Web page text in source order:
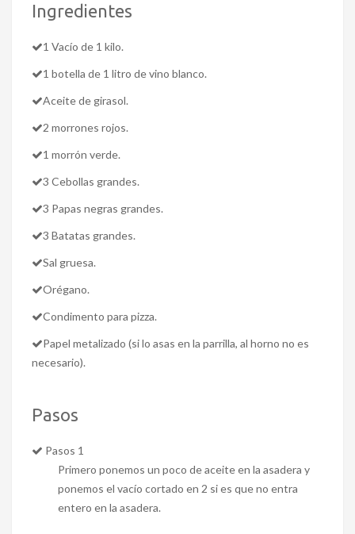
Ingredientes
1 Vacío de 1 kilo.
1 botella de 1 litro de vino blanco.
Aceite de girasol.
2 morrones rojos.
1 morrón verde.
3 Cebollas grandes.
3 Papas negras grandes.
3 Batatas grandes.
Sal gruesa.
Orégano.
Condimento para pizza.
Papel metalizado (si lo asas en la parrilla, al horno no es
necesario).
Pasos
Pasos 1
Primero ponemos un poco de aceite en la asadera y
ponemos el vacío cortado en 2 si es que no entra
entero en la asadera.